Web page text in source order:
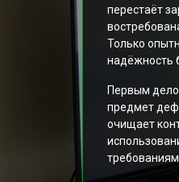
перестаёт
Только
надёжность
Первым
предмет
очищает
требованиям